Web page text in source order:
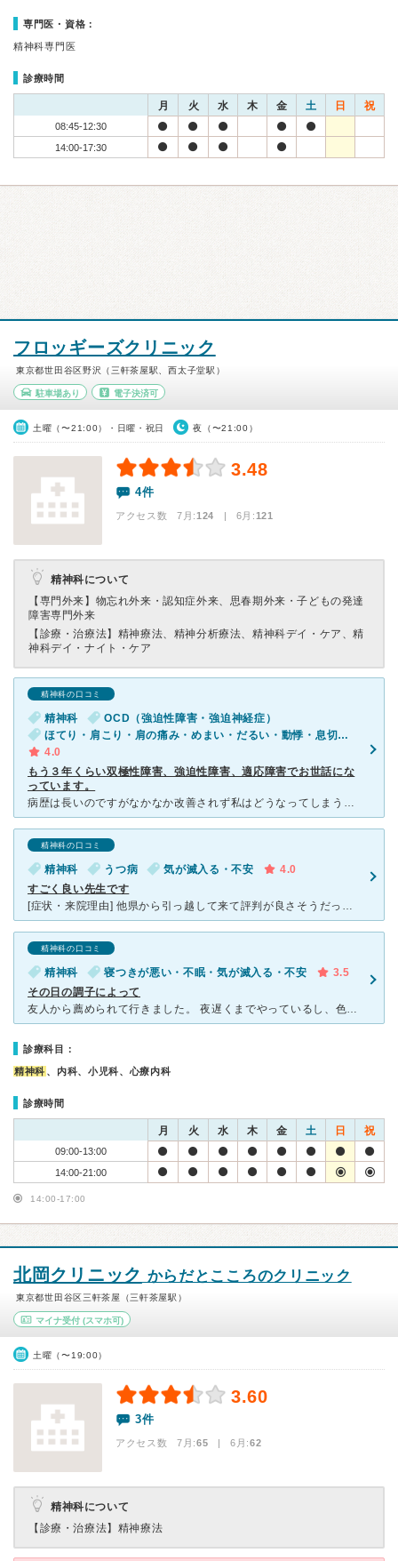
専門医・資格：
精神科専門医
診療時間
月 火 水 木 金 土 日 祝
08:45-12:30
14:00-17:30
フロッギーズクリニック
東京都世田谷区野沢（三軒茶屋駅、西太子堂駅）
駐車場あり 電子決済可
土曜（〜21:00）・日曜・祝日 夜（〜21:00）
3.48
4件
アクセス数 7月:124 | 6月:121
精神科について
【専門外来】 物忘れ外来・認知症外来、思春期外来・子どもの発達
障害専門外来
【診療・治療法】 精神療法、精神分析療法、精神科デイ・ケア、精
神科デイ・ナイト・ケア
精神科の口コミ
精神科
OCD（強迫性障害・強迫神経症）
ほてり・肩こり・肩の痛み・めまい・だるい・動悸・息切れ・体調不良・寝つきが悪い・不眠・急性の下痢・気が滅入る・不安・気分が異常に高揚している
4.0
もう３年くらい双極性障害、強迫性障害、適応障害でお世話にな
っています。
病歴は長いのですがなかなか改善されず私はどうなってしまうのだろうと思っていた時母の知り合いに紹介されてダマされたと思ってと言う気持ちで行ってみました。 第一印象は母はあまり良くなかったようですが
精神科の口コミ
精神科 うつ病 気が滅入る・不安
4.0
すごく良い先生です
[症状・来院理由] 他県から引っ越して来て評判が良さそうだったので通い始めました。 こちらに通う以前からうつ病等が治らずに引き続きこちらで通院しています。 [医師の診断・治療法] 初診時には長
精神科の口コミ
精神科 寝つきが悪い・不眠・気が滅入る・不安
3.5
その日の調子によって
友人から薦められて行きました。 夜遅くまでやっているし、色々と融通もきくし頼りになる良い病院だと思います。 ただ待ち時間が1時間、長いと2時間以上。 綺麗な待合室ではあるけれど、小児科なども一緒
診療科目：
精神科 、内科、小児科、心療内科
診療時間
月 火 水 木 金 土 日 祝
09:00-13:00
14:00-21:00
14:00-17:00
北岡クリニック からだとこころのクリニック
東京都世田谷区三軒茶屋（三軒茶屋駅）
マイナ受付 (スマホ可)
土曜（〜19:00）
3.60
3件
アクセス数 7月:65 | 6月:62
精神科について
【診療・治療法】 精神療法